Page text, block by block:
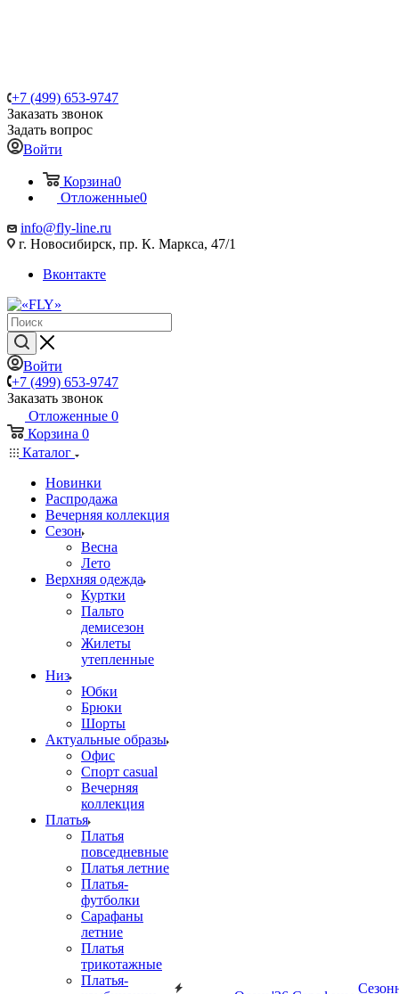
+7 (499) 653-9747
Заказать звонок
Задать вопрос
Войти
Корзина0
Отложенные0
info@fly-line.ru
г. Новосибирск, пр. К. Маркса, 47/1
Вконтакте
Войти
+7 (499) 653-9747
Заказать звонок
Отложенные 0
Корзина 0
Каталог
Новинки
Распродажа
Вечерняя коллекция
Сезон
Весна
Лето
Верхняя одежда
Куртки
Пальто
демисезон
Жилеты
утепленные
Низ
Юбки
Брюки
Шорты
Актуальные образы
Офис
Спорт casual
Вечерняя
коллекция
Платья
Платья
повседневные
Платья летние
Платья-
футболки
Сарафаны
летние
Платья
трикотажные
Платья-